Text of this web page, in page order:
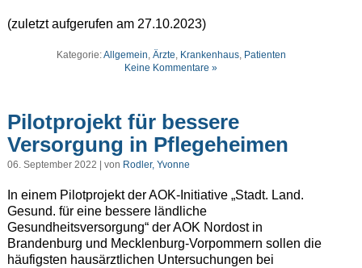
(zuletzt aufgerufen am 27.10.2023)
Kategorie:Allgemein, Ärzte, Krankenhaus, Patienten
Keine Kommentare »
Pilotprojekt für bessere
Versorgung in Pflegeheimen
06. September 2022 | von Rodler, Yvonne
In einem Pilotprojekt der AOK-Initiative „Stadt. Land.
Gesund. für eine bessere ländliche
Gesundheitsversorgung“ der AOK Nordost in
Brandenburg und Mecklenburg-Vorpommern sollen die
häufigsten hausärztlichen Untersuchungen bei